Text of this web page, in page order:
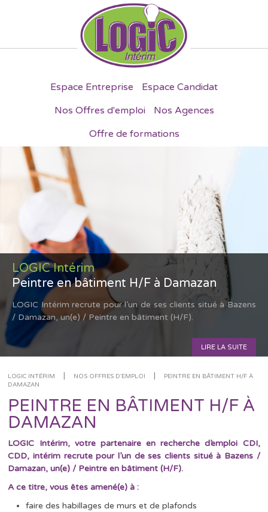
Espace Entreprise
Espace Candidat
Nos Offres d'emploi
Nos Agences
Offre de formations
LOGIC Intérim
Peintre en bâtiment H/F à Damazan
LOGIC Intérim recrute pour l’un de ses clients situé à Bazens
/ Damazan, un(e) / Peintre en bâtiment (H/F).
LIRE LA SUITE
LOGIC INTÉRIM | NOS OFFRES D'EMPLOI |
PEINTRE EN BÂTIMENT H/F À
DAMAZAN
PEINTRE EN BÂTIMENT H/F À
DAMAZAN
LOGIC Intérim, votre partenaire en recherche d’emploi CDI,
CDD, intérim recrute pour l’un de ses clients situé à Bazens /
Damazan, un(e) / Peintre en bâtiment (H/F).
A ce titre, vous êtes amené(e) à :
faire des habillages de murs et de plafonds